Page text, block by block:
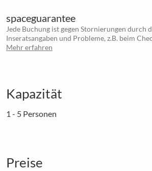
spaceguarantee
Jede Buchung ist gegen Stornierungen durch
Inseratsangaben und Probleme, z.B. beim
Mehr erfahren
Kapazität
1 - 5 Personen
Preise